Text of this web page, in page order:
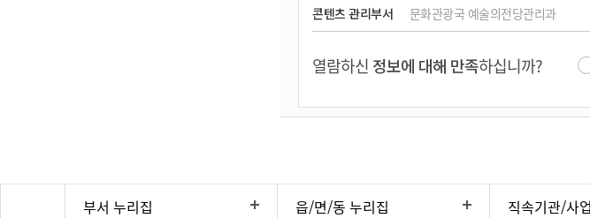
콘텐츠 관리부서 문화관광국 예술의전당관리과
열람하신 정보에 대해 만족하십니까?
부서 누리집 읍/면/동 누리집 직속기관/사